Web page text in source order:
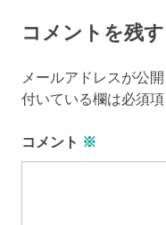
コメントを残す
メールアドレスが公
付いている欄は必須
コメント ※